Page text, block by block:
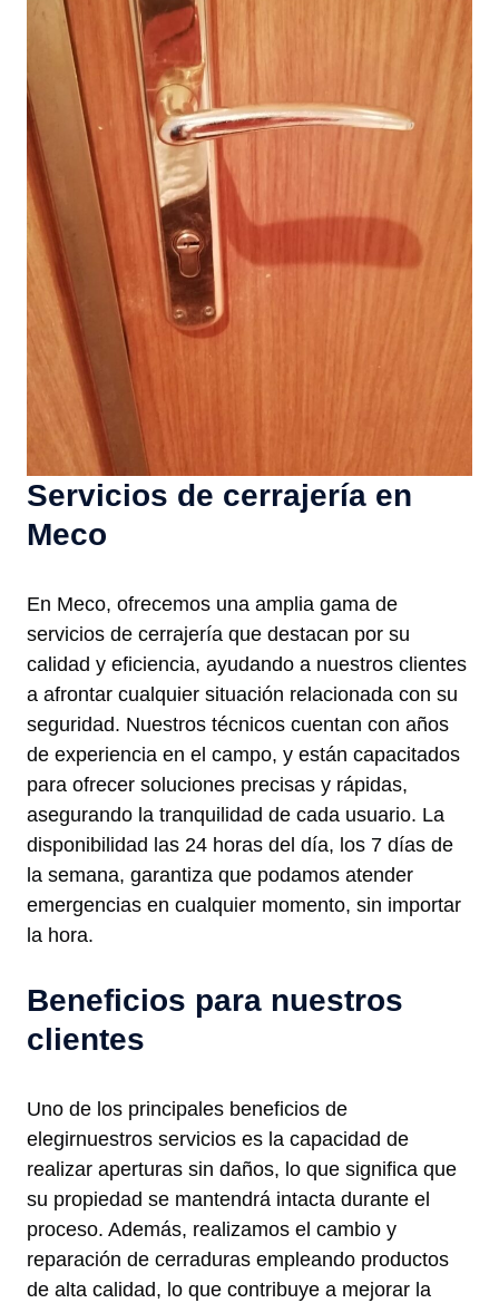
Servicios de cerrajería en
Meco
En Meco, ofrecemos una amplia gama de
servicios de cerrajería que destacan por su
calidad y eficiencia, ayudando a nuestros clientes
a afrontar cualquier situación relacionada con su
seguridad. Nuestros técnicos cuentan con años
de experiencia en el campo, y están capacitados
para ofrecer soluciones precisas y rápidas,
asegurando la tranquilidad de cada usuario. La
disponibilidad las 24 horas del día, los 7 días de
la semana, garantiza que podamos atender
emergencias en cualquier momento, sin importar
la hora.
Beneficios para nuestros
clientes
Uno de los principales beneficios de
elegirnuestros servicios es la capacidad de
realizar aperturas sin daños, lo que significa que
su propiedad se mantendrá intacta durante el
proceso. Además, realizamos el cambio y
reparación de cerraduras empleando productos
de alta calidad, lo que contribuye a mejorar la